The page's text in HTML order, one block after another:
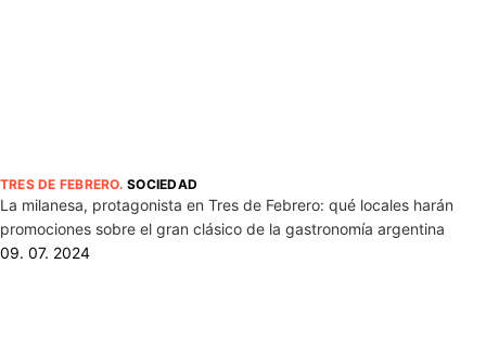
TRES DE FEBRERO.SOCIEDAD
La milanesa, protagonista en Tres de Febrero: qué locales harán
promociones sobre el gran clásico de la gastronomía argentina
09. 07. 2024